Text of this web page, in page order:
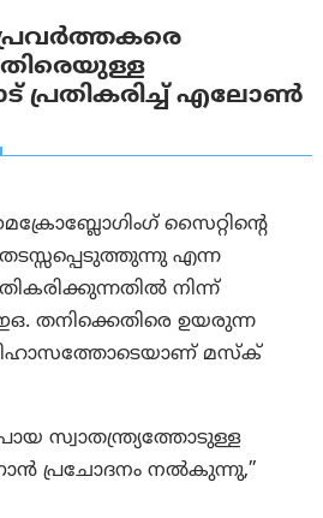
പ്രവർത്തകരെ
പ്രതികരിച്ച് എലോൺ
സൈറ്റിന്റെ
തടസ്സപ്പെടുത്തുന്നു എന്ന
നിന്ന്
തനിക്കെതിരെ ഉയരുന്ന
മസ്ക്
സ്വാതന്ത്ര്യത്തോടുള്ള
പ്രചോദനം നൽകുന്നു,”